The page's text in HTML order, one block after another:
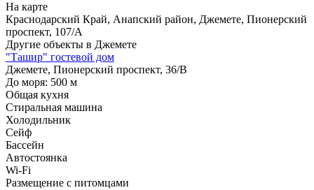
На карте
Краснодарский Край, Анапский район, Джемете, Пионерский
проспект, 107/А
Другие объекты в Джемете
"Ташир" гостевой дом
Джемете, Пионерский проспект, 36/В
До моря: 500 м
Общая кухня
Стиральная машина
Холодильник
Сейф
Бассейн
Автостоянка
Wi-Fi
Размещение с питомцами